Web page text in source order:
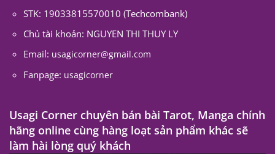
STK: 19033815570010 (Techcombank)
Chủ tài khoản: NGUYEN THI THUY LY
Email: usagicorner@gmail.com
Fanpage: usagicorner
Usagi Corner chuyên bán bài Tarot, Manga chính
hãng online cùng hàng loạt sản phẩm khác sẽ
làm hài lòng quý khách